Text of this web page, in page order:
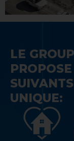
LE
UNIQUE: